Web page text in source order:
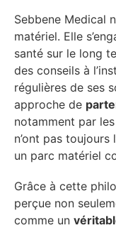
Sebbene Medical
matériel. Elle
santé sur le long
des conseils à
régulières de ses
approche de
notamment par
n’ont pas
un parc matériel
Grâce à cette
perçue non
comme un